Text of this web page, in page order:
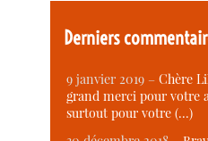
Derniers
9 janvier 2019 –Chère
grand merci pour votre
surtout pour votre (…)